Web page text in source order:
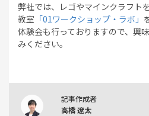
弊社では、レゴやマインクラフト
教室 「01ワークショップ・ラボ」
体験会も行っておりますので、興
みください。
記事作成者
高橋 遼太